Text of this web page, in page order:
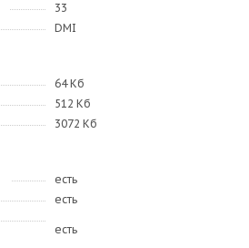
33
DMI
64 Кб
512 Кб
3072 Кб
есть
есть
есть